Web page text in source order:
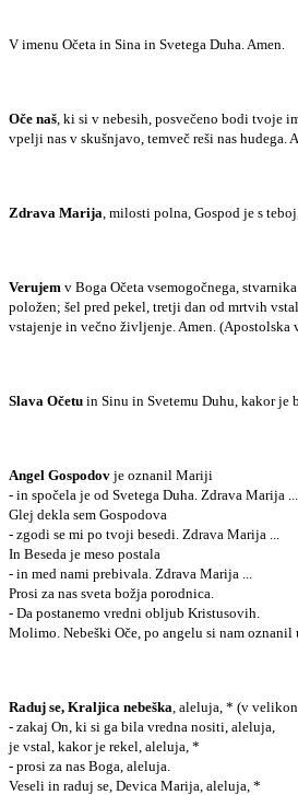
V imenu Očeta in Sina in Svetega Duha. Amen.
Oče naš , ki si v nebesih, posvečeno bodi tvoje
vpelji nas v skušnjavo, temveč reši nas hudega.
Zdrava Marija , milosti polna, Gospod je s
Verujem v Boga Očeta vsemogočnega,
položen; šel pred pekel, tretji dan od mrtvih
vstajenje in večno življenje. Amen. (Apostolska
Slava Očetu in Sinu in Svetemu Duhu, kakor je
Angel Gospodov je oznanil Mariji
- in spočela je od Svetega Duha. Zdrava Marija ...
Glej dekla sem Gospodova
- zgodi se mi po tvoji besedi. Zdrava Marija ...
In Beseda je meso postala
- in med nami prebivala. Zdrava Marija ...
Prosi za nas sveta božja porodnica.
- Da postanemo vredni obljub Kristusovih.
Molimo. Nebeški Oče, po angelu si nam
Raduj se, Kraljica nebeška , aleluja, * (v
- zakaj On, ki si ga bila vredna nositi, aleluja,
je vstal, kakor je rekel, aleluja, *
- prosi za nas Boga, aleluja.
Veseli in raduj se, Devica Marija, aleluja, *